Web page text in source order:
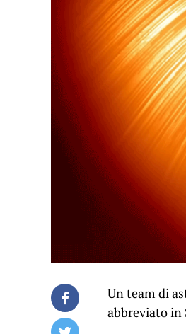
Un team di
abbreviato in